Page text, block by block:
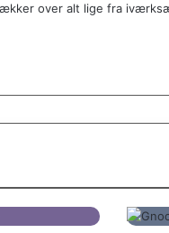
over alt lige fra